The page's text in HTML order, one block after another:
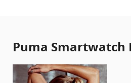
Puma Smartwatch